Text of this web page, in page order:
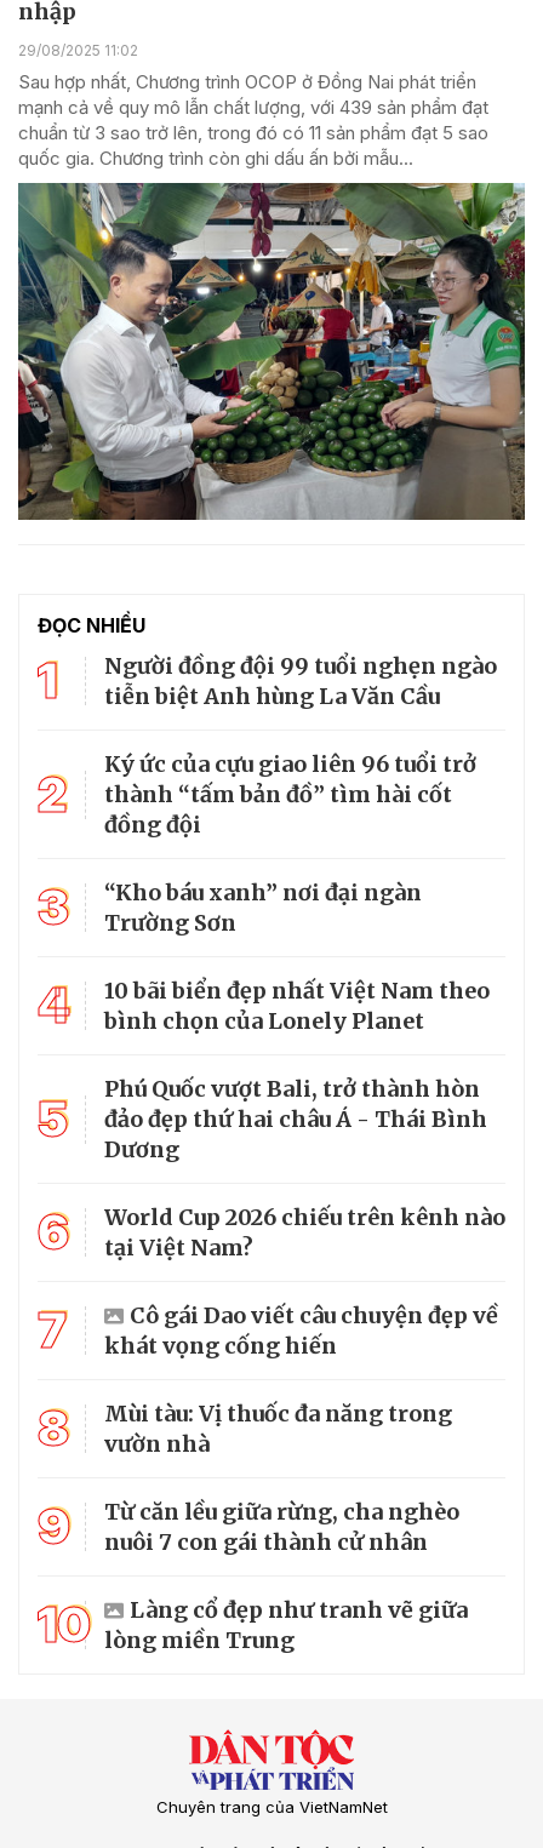
nhập
29/08/2025 11:02
Sau hợp nhất, Chương trình OCOP ở Đồng Nai phát triển
mạnh cả về quy mô lẫn chất lượng, với 439 sản phẩm đạt
chuẩn từ 3 sao trở lên, trong đó có 11 sản phẩm đạt 5 sao
quốc gia. Chương trình còn ghi dấu ấn bởi mẫu...
ĐỌC NHIỀU
1
Người đồng đội 99 tuổi nghẹn ngào
tiễn biệt Anh hùng La Văn Cầu
2
Ký ức của cựu giao liên 96 tuổi trở
thành “tấm bản đồ” tìm hài cốt
đồng đội
3
“Kho báu xanh” nơi đại ngàn
Trường Sơn
4
10 bãi biển đẹp nhất Việt Nam theo
bình chọn của Lonely Planet
5
Phú Quốc vượt Bali, trở thành hòn
đảo đẹp thứ hai châu Á - Thái Bình
Dương
6
World Cup 2026 chiếu trên kênh nào
tại Việt Nam?
7
Cô gái Dao viết câu chuyện đẹp về
khát vọng cống hiến
8
Mùi tàu: Vị thuốc đa năng trong
vườn nhà
9
Từ căn lều giữa rừng, cha nghèo
nuôi 7 con gái thành cử nhân
10
Làng cổ đẹp như tranh vẽ giữa
lòng miền Trung
Chuyên trang của VietNamNet